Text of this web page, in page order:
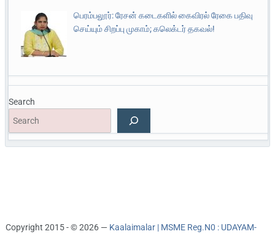
பெரம்பலூர்: ரேசன் கடைகளில் கைவிரல் ரேகை பதிவு
செய்யும் சிறப்பு முகாம்; கலெக்டர் தகவல்!
Search
Copyright 2015 - © 2026 — Kaalaimalar | MSME Reg.N0 : UDAYAM-